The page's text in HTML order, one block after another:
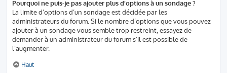
Pourquoi ne puis-je pas ajouter plus d’options à un sondage ?
La limite d’options d’un sondage est décidée par les
administrateurs du forum. Si le nombre d’options que vous pouvez
ajouter à un sondage vous semble trop restreint, essayez de
demander à un administrateur du forum s’il est possible de
l’augmenter.
Haut